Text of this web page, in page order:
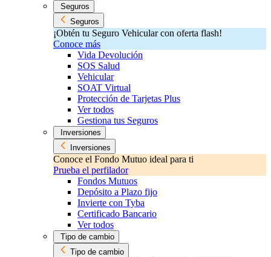
Seguros
Seguros
¡Obtén tu Seguro Vehicular con oferta flash!
Conoce más
Vida Devolución
SOS Salud
Vehicular
SOAT Virtual
Protección de Tarjetas Plus
Ver todos
Gestiona tus Seguros
Inversiones
Inversiones
Conoce el Fondo Mutuo ideal para ti
Prueba el perfilador
Fondos Mutuos
Depósito a Plazo fijo
Invierte con Tyba
Certificado Bancario
Ver todos
Tipo de cambio
Tipo de cambio